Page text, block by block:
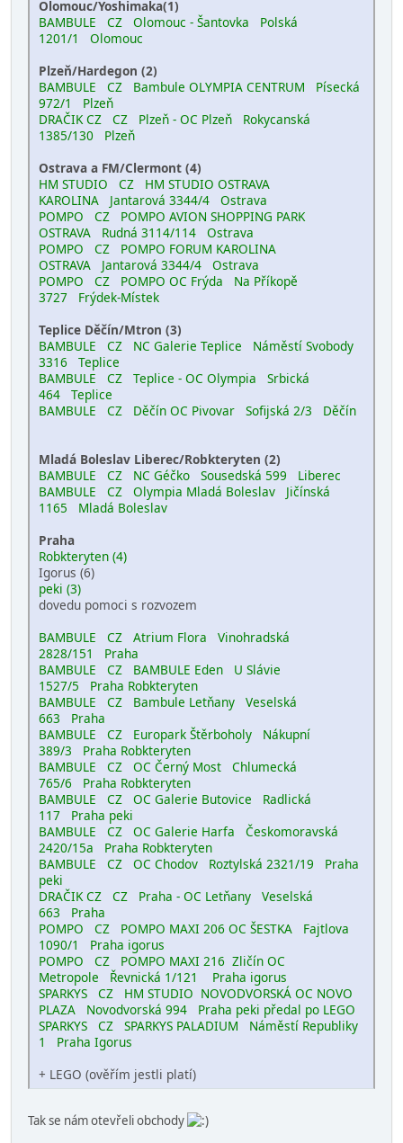
Olomouc/Yoshimaka(1)
BAMBULE CZ Olomouc - Šantovka Polská
1201/1 Olomouc
Plzeň/Hardegon (2)
BAMBULE CZ Bambule OLYMPIA CENTRUM Písecká
972/1 Plzeň
DRAČIK CZ CZ Plzeň - OC Plzeň Rokycanská
1385/130 Plzeň
Ostrava a FM/Clermont (4)
HM STUDIO CZ HM STUDIO OSTRAVA
KAROLINA Jantarová 3344/4 Ostrava
POMPO CZ POMPO AVION SHOPPING PARK
OSTRAVA Rudná 3114/114 Ostrava
POMPO CZ POMPO FORUM KAROLINA
OSTRAVA Jantarová 3344/4 Ostrava
POMPO CZ POMPO OC Frýda Na Příkopě
3727 Frýdek-Místek
Teplice Děčín/Mtron (3)
BAMBULE CZ NC Galerie Teplice Náměstí Svobody
3316 Teplice
BAMBULE CZ Teplice - OC Olympia Srbická
464 Teplice
BAMBULE CZ Děčín OC Pivovar Sofijská 2/3 Děčín
Mladá Boleslav Liberec/Robkteryten (2)
BAMBULE CZ NC Géčko Sousedská 599 Liberec
BAMBULE CZ Olympia Mladá Boleslav Jičínská
1165 Mladá Boleslav
Praha
Robkteryten (4)
Igorus (6)
peki (3)
dovedu pomoci s rozvozem
BAMBULE CZ Atrium Flora Vinohradská
2828/151 Praha
BAMBULE CZ BAMBULE Eden U Slávie
1527/5 Praha Robkteryten
BAMBULE CZ Bambule Letňany Veselská
663 Praha
BAMBULE CZ Europark Štěrboholy Nákupní
389/3 Praha Robkteryten
BAMBULE CZ OC Černý Most Chlumecká
765/6 Praha Robkteryten
BAMBULE CZ OC Galerie Butovice Radlická
117 Praha peki
BAMBULE CZ OC Galerie Harfa Českomoravská
2420/15a Praha Robkteryten
BAMBULE CZ OC Chodov Roztylská 2321/19 Praha
peki
DRAČIK CZ CZ Praha - OC Letňany Veselská
663 Praha
POMPO CZ POMPO MAXI 206 OC ŠESTKA Fajtlova
1090/1 Praha igorus
POMPO CZ POMPO MAXI 216 Zličín OC
Metropole Řevnická 1/121 Praha igorus
SPARKYS CZ HM STUDIO NOVODVORSKÁ OC NOVO
PLAZA Novodvorská 994 Praha peki předal po LEGO
SPARKYS CZ SPARKYS PALADIUM Náměstí Republiky
1 Praha Igorus
+ LEGO (ověřím jestli platí)
Tak se nám otevřeli obchody